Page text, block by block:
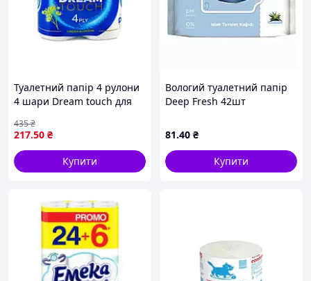
Туалетний папір 4 рулони
4 шари Dream touch для
використання в туалеті
Білий Linden
217.50 ₴
435₴
Купити
Вологий туалетний папір
Deep Fresh 42шт
81.40 ₴
Купити